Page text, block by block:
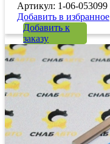
Артикул: 1-06-053099
Добавить в избранное
Добавить к
заказу